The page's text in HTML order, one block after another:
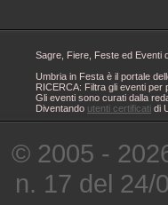
Sagre, Fiere, Feste ed Eventi
Umbria in Festa è il portale
RICERCA: Filtra gli eventi per
Gli eventi sono curati dalla
Diventando utenti certificati di
© 2005 -
n. 17 del 24/